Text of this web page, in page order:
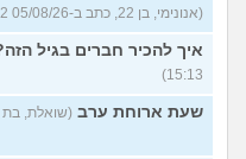
עוד
(אנונימי, בן 22, כתב ב-05/08/26 15:22)
איך להכיר חברים בגיל
15:13)
שעת ארוחת ערב (שואלת, בת 19, כתבה ב-04/08/26 13:14)